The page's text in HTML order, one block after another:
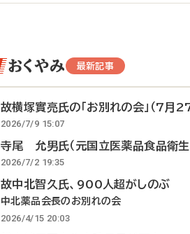
おくやみ 最新記事
故横塚實亮氏の「お別れの会」（7月27
2026/7/9 15:07
寺尾 允男氏（元国立医薬品食品衛
2026/7/2 19:35
故中北智久氏、900人超がしのぶ
中北薬品会長のお別れの会
2026/4/15 20:03